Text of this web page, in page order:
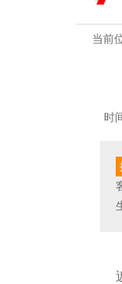
当前
时